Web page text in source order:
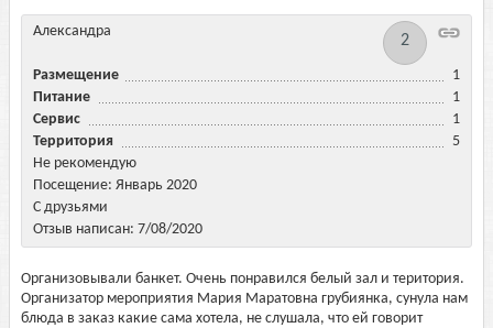
Александра
2
Размещение
1
Питание
1
Сервис
1
Территория
5
Не рекомендую
Посещение: Январь 2020
С друзьями
Отзыв написан: 7/08/2020
Организовывали банкет. Очень понравился белый зал и територия.
Организатор мероприятия Мария Маратовна грубиянка, сунула нам
блюда в заказ какие сама хотела, не слушала, что ей говорит